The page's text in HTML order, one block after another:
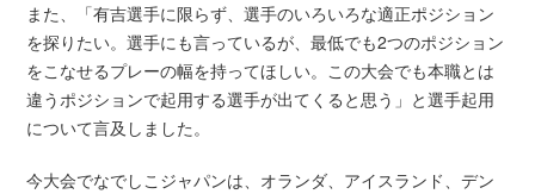
また、「有吉選手に限らず、選手のいろいろな適正ポジション
を探りたい。選手にも言っているが、最低でも2つのポジション
をこなせるプレーの幅を持ってほしい。この大会でも本職とは
違うポジションで起用する選手が出てくると思う」と選手起用
について言及しました。
今大会でなでしこジャパンは、オランダ、アイスランド、デン